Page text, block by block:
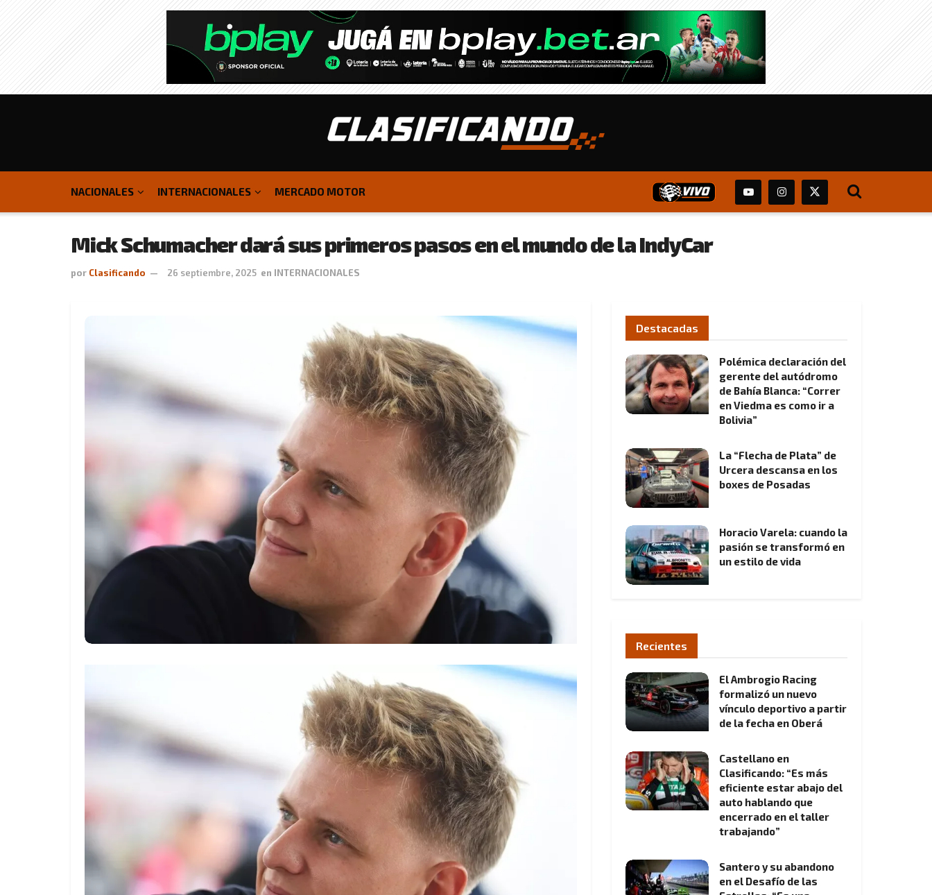
NACIONALES INTERNACIONALES MERCADO MOTOR
Mick Schumacher dará sus primeros pasos en el mundo de la IndyCar
por Clasificando 26 septiembre, 2025 en INTERNACIONALES
Destacadas
Polémica declaración del
gerente del autódromo
de Bahía Blanca: “Correr
en Viedma es como ir a
Bolivia”
La “Flecha de Plata” de
Urcera descansa en los
boxes de Posadas
Horacio Varela: cuando la
pasión se transformó en
un estilo de vida
Recientes
El Ambrogio Racing
formalizó un nuevo
vínculo deportivo a partir
de la fecha en Oberá
Castellano en
Clasificando: “Es más
eficiente estar abajo del
auto hablando que
encerrado en el taller
trabajando”
Santero y su abandono
en el Desafío de las